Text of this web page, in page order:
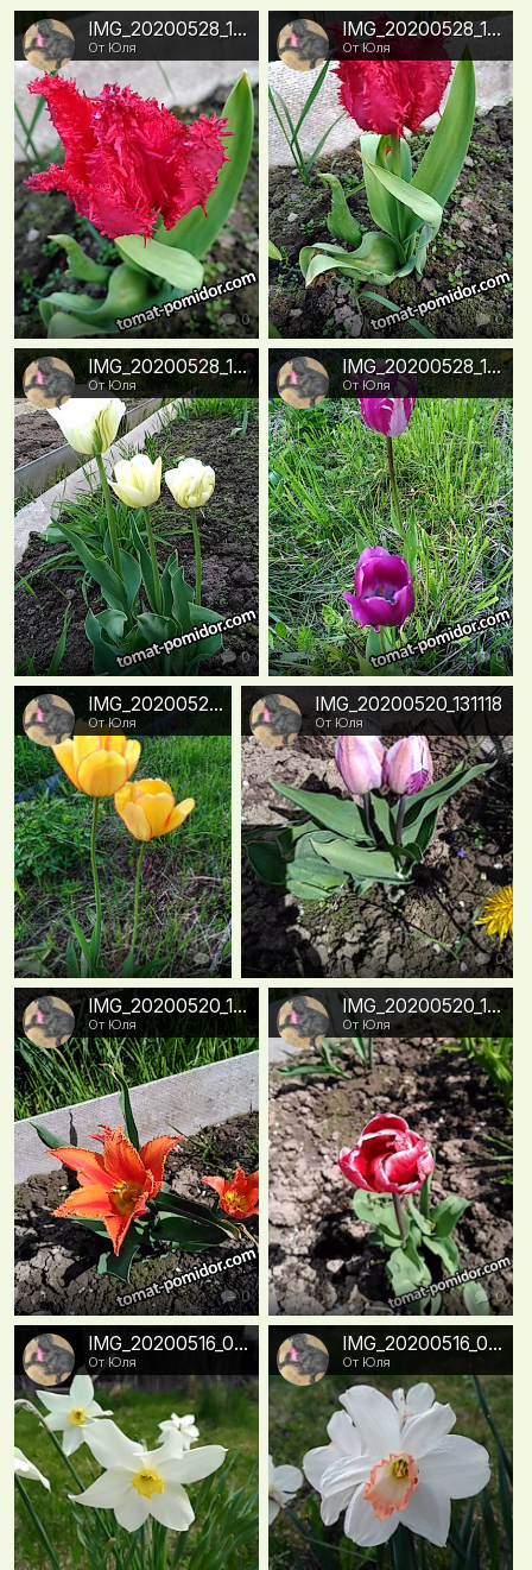
IMG_20200528_165139
От Юля
0
IMG_20200528_165134
От Юля
0
IMG_20200528_165101
От Юля
0
IMG_20200528_165034
От Юля
0
IMG_20200528_165024
От Юля
0
IMG_20200520_131118
От Юля
0
IMG_20200520_131107
От Юля
0
IMG_20200520_131100
От Юля
0
IMG_20200516_082257
От Юля
IMG_20200516_082227
От Юля